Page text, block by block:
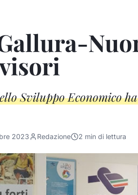
Sviluppo Economico
2023 Redazione 2 min di lettura